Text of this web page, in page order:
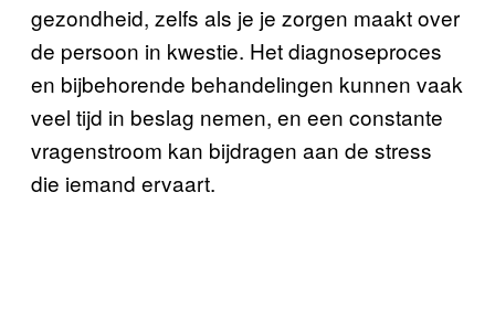
gezondheid, zelfs als je je zorgen maakt over
de persoon in kwestie. Het diagnoseproces
en bijbehorende behandelingen kunnen vaak
veel tijd in beslag nemen, en een constante
vragenstroom kan bijdragen aan de stress
die iemand ervaart.